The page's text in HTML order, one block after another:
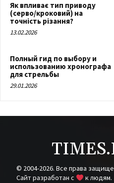
Як впливає тип приводу
(серво/кроковий) на
точність різання?
13.02.2026
Полный гид по выбору и
использованию хронографа
для стрельбы
29.01.2026
© 2004-2026. Все права
Cайт разработан с
к людям.